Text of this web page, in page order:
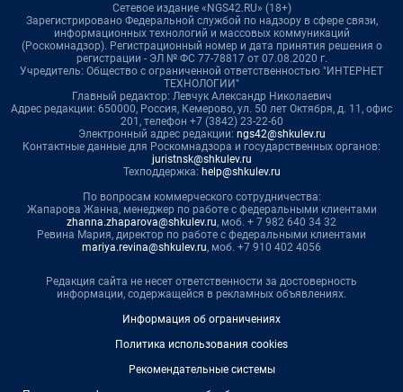
Сетевое издание «NGS42.RU» (18+)
Зарегистрировано Федеральной службой по надзору в сфере связи,
информационных технологий и массовых коммуникаций
(Роскомнадзор). Регистрационный номер и дата принятия решения о
регистрации - ЭЛ № ФС 77-78817 от 07.08.2020 г.
Учредитель: Общество с ограниченной ответственностью "ИНТЕРНЕТ
ТЕХНОЛОГИИ"
Главный редактор: Левчук Александр Николаевич
Адрес редакции: 650000, Россия, Кемерово, ул. 50 лет Октября, д. 11, офис
201, телефон +7 (3842) 23-22-60
Электронный адрес редакции: ngs42@shkulev.ru
Контактные данные для Роскомнадзора и государственных органов:
juristnsk@shkulev.ru
Техподдержка: help@shkulev.ru
По вопросам коммерческого сотрудничества:
Жапарова Жанна, менеджер по работе с федеральными клиентами
zhanna.zhaparova@shkulev.ru, моб. + 7 982 640 34 32
Ревина Мария, директор по работе с федеральными клиентами
mariya.revina@shkulev.ru, моб. +7 910 402 4056
Редакция сайта не несет ответственности за достоверность
информации, содержащейся в рекламных объявлениях.
Информация об ограничениях
Политика использования cookies
Рекомендательные системы